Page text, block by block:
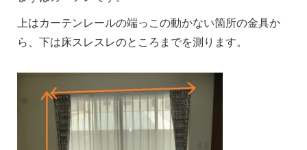
上はカーテンレールの端っこの動かない箇所の金具か
ら、下は床スレスレのところまでを測ります。